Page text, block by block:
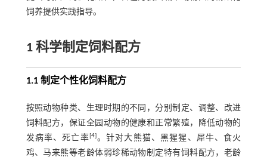
饲养提供实践指导。
1 科学制定饲料配方
1.1 制定个性化饲料配方
按照动物种类、生理时期的不同，分别制定、调整、改进
饲料配方，保证全园动物的健康和正常繁殖，降低动物的
发病率、死亡率[4]。针对大熊猫、黑猩猩、犀牛、食火
鸡、马来熊等老龄体弱珍稀动物制定特有饲料配方，老龄